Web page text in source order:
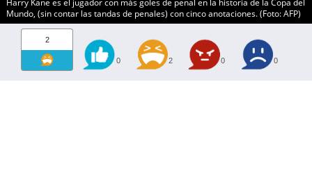
Harry Kane es el jugador con más goles de penal en la historia de la Copa del
Mundo, (sin contar las tandas de penales) con cinco anotaciones. (Foto: AFP)
2
0 2 0 0